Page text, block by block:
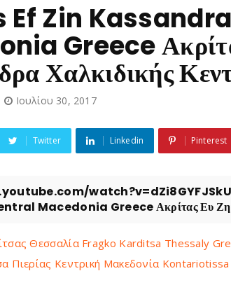
Ef Zin
Greece
Χαλκιδικής
Ιουλίου 30, 2017
Twitter Linkedin Pinterest
Macedonia Greece Ακρίτας Ευ
Θεσσαλία Fragko Karditsa Thessaly
Πιερίας Κεντρική Μακεδονία